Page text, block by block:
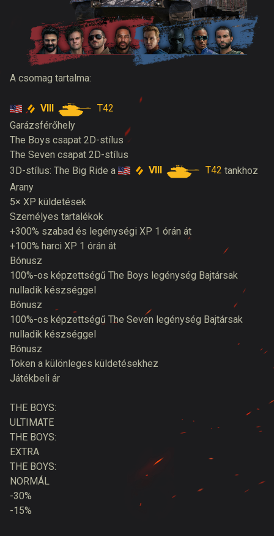
A csomag tartalma:
VIII
T42
Garázsférőhely
The Boys csapat 2D-stílus
The Seven csapat 2D-stílus
3D-stílus: The Big Ride a
VIII T42 tankhoz
Arany
5× XP küldetések
Személyes tartalékok
+300% szabad és legénységi XP 1 órán át
+100% harci XP 1 órán át
Bónusz
100%-os képzettségű The Boys legénység Bajtársak
nulladik készséggel
Bónusz
100%-os képzettségű The Seven legénység Bajtársak
nulladik készséggel
Bónusz
Token a különleges küldetésekhez
Játékbeli ár
THE BOYS:
ULTIMATE
THE BOYS:
EXTRA
THE BOYS:
NORMÁL
-30%
-15%